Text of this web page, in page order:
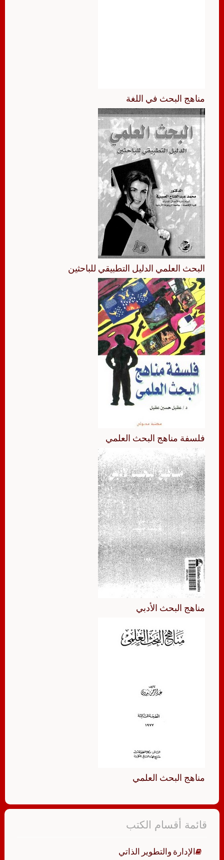
مناهج البحث في اللغة
البحث العلمي الدليل التطبيقي للباحثين
فلسفة مناهج البحث العلمي
مناهج البحث الأدبي
مناهج البحث العلمي
قائمة أقسام الكتب
الإدارة والتطوير الذاتي